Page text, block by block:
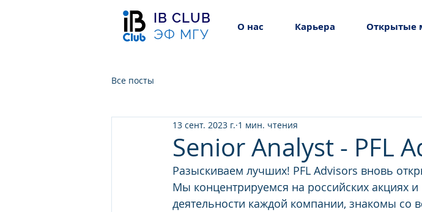
IB CLUB
ЭФ МГУ
О нас Карьера Открытые
Все посты
Senior Analyst - PFL
13 сент. 2023 г. 1 мин. чтения
Разыскиваем лучших! PFL Advisors вновь
Мы концентрируемся на российских акциях
деятельности каждой компании, знакомы со